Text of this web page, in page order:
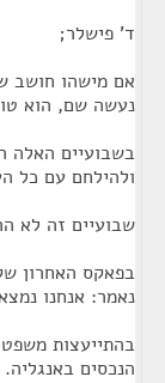
ד' פישלר;
אם מישהו חושב
נעשה שם, הוא
בשבועיים האלה
ולהילחם עם כל
שבועיים זה לא
בפאקס האחרון
נאמר: אנחנו
בהתייעצות
הנכסים